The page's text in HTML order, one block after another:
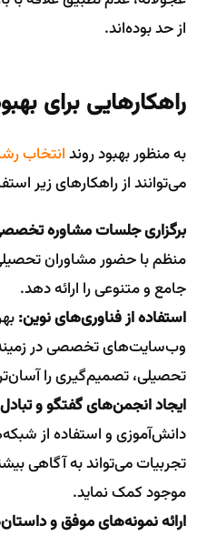
از حد بوده‌اند.
راهکارهایی برای
به منظور بهبود روندانتخاب
می‌توانند از راهکارهای زیر
برگزاری جلسات مشاوره
منظم با حضور مشاوران
جامع و متنوعی را ارائه دهد.
استفاده از فناوری‌های نوین:
وب‌سایت‌های تخصصی در
تحصیلی، تصمیم‌گیری را
ایجاد انجمن‌های گفتگو و
دانش‌آموزی و استفاده از
تجربیات می‌تواند به آگاهی
موجود کمک نماید.
ارائه نمونه‌های موفق و